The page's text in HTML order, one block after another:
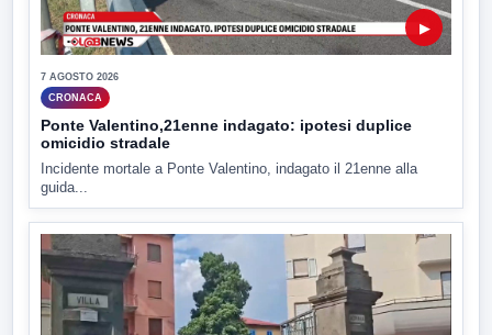
▶
7 AGOSTO 2026
CRONACA
Ponte Valentino,21enne indagato: ipotesi duplice
omicidio stradale
Incidente mortale a Ponte Valentino, indagato il 21enne alla
guida...